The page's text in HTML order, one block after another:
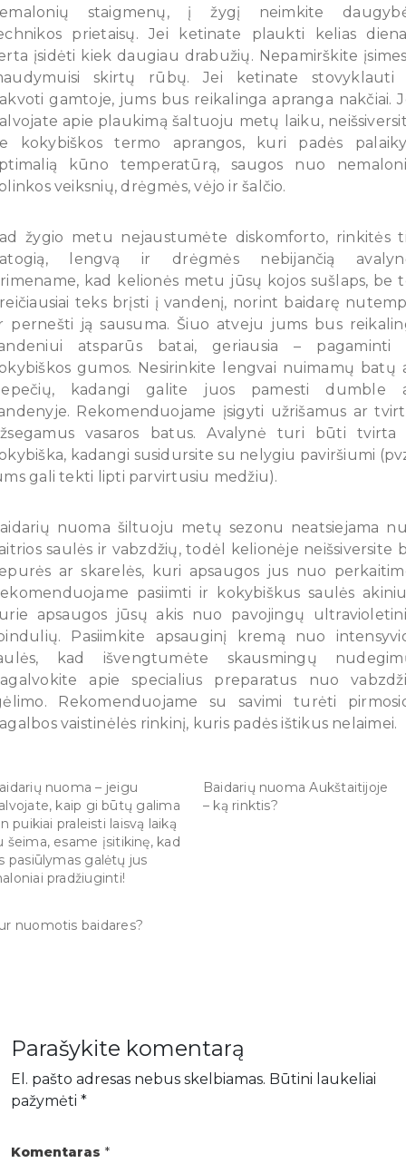
staigmenų, į žygį neimkite
prietaisų. Jei ketinate plaukti kelias
įsidėti kiek daugiau drabužių. Nepamirškite
skirtų rūbų. Jei ketinate stovyklauti
gamtoje, jums bus reikalinga apranga nakčiai.
apie plaukimą šaltuoju metų laiku,
kokybiškos termo aprangos, kuri padės
kūno temperatūrą, saugos nuo
veiksnių, drėgmės, vėjo ir šalčio.
žygio metu nejaustumėte diskomforto, rinkitės
lengvą ir drėgmės nebijančią
kad kelionės metu jūsų kojos sušlaps, be
teks brįsti į vandenį, norint baidarę
pernešti ją sausuma. Šiuo atveju jums bus
atsparūs batai, geriausia – pagaminti
gumos. Nesirinkite lengvai nuimamų batų
kadangi galite juos pamesti dumble
Rekomenduojame įsigyti užrišamus ar
vasaros batus. Avalynė turi būti tvirta
kadangi susidursite su nelygiu paviršiumi
gali tekti lipti parvirtusiu medžiu).
nuoma šiltuoju metų sezonu neatsiejama
saulės ir vabzdžių, todėl kelionėje neišsiversite
ar skarelės, kuri apsaugos jus nuo
pasiimti ir kokybiškus saulės
apsaugos jūsų akis nuo pavojingų
Pasiimkite apsauginį kremą nuo
kad išvengtumėte skausmingų
apie specialius preparatus nuo
Rekomenduojame su savimi turėti
vaistinėlės rinkinį, kuris padės ištikus nelaimei.
nuoma – jeigu
kaip gi būtų galima
puikiai praleisti laisvą laiką
šeima, esame įsitikinę, kad
pasiūlymas galėtų jus
pradžiuginti!
Baidarių nuoma Aukštaitijoje
– ką rinktis?
nuomotis baidares?
Parašykite komentarą
El. pašto adresas nebus skelbiamas. Būtini laukeliai
pažymėti *
Komentaras *